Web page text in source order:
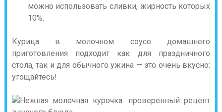
можно использовать сливки, жирность которых
10%.
Курица в молочном соусе домашнего
приготовления подходит как для праздничного
стола, так и для обычного ужина — это очень вкусно:
угощайтесь!